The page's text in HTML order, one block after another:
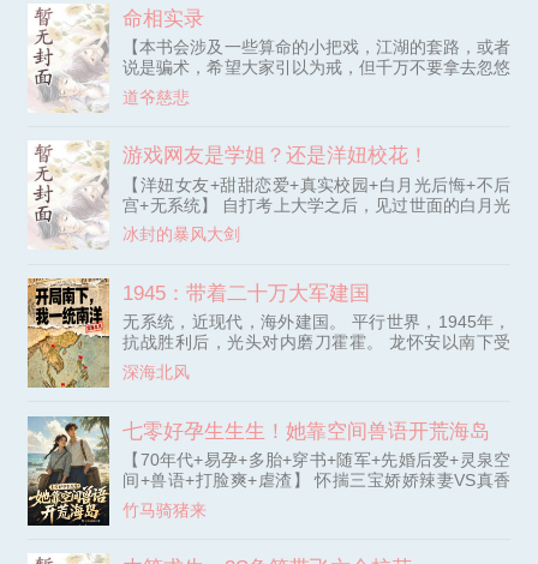
个鸟不拉屎的地方——沛县。 基层扶贫吗？这她熟
啊！ * 就这样，宋也女扮男装，以新县令的身份埋头
苦干了三年。 沛县百姓的日子越过越好，就当人人
称颂这位宋大人时.
命相实录
【本书会涉及一些算命的小把戏，江湖的套路，或者
说是骗术，希望大家引以为戒，但千万不要拿去忽悠
人啊，阿米豆腐~罪过~，书中也会涉及一些真正的
算命知识，有缘人可以自行领悟】 考上大学后，我
直到黄袍加身，成为外卖小哥的那一刻，我才知道读
书并未成为我改变命运的阶梯。 当相恋四年的女友
离我而去，工作亦看到不到前景和未来，鬼使神差的
我，在路边算了一卦。 却没有想象
道爷慈悲
游戏网友是学姐？还是洋妞校花！
【洋妞女友+甜甜恋爱+真实校园+白月光后悔+不后
宫+无系统】 自打考上大学之后，见过世面的白月光
学姐就变了。 说好考上同一所大学就在一起，没曾
想在李阳拿到录取通知书这天，却突然反悔，并提出
面对白月光的考验，李阳想都没想，拿上钱反手就去
了4S店，成为了尊贵的野马车主。 看到李阳提车当
天发的朋友圈，白月光还以为他是在跟自己赌气。
殊不知李阳提完车之后，扭头就跟自己的读者妹子打
游戏去了。 然而让李阳也没想到的是，屏幕对面满
终没能等到李阳回心转意的白月光，终于按耐不住，
开始疯狂后悔。 白月光：“李阳，你那边怎么有洋妞
的声音？” 李阳美滋滋地搂着毛妹的细腰：“外语好
啊，外语得学！” “人家不要车，不要房，也不要彩
礼。” “学姐，我也学会睁眼看世界了。”
冰封的暴风大剑
1945：带着二十万大军建国
无系统，近现代，海外建国。 平行世界，1945年，
抗战胜利后，光头对内磨刀霍霍。 龙怀安以南下受
降的名义，带兵进入安南。 以安南为基业，建立横
跨两洋的庞大帝国。
深海北风
七零好孕生生生！她靠空间兽语开荒海岛
【70年代+易孕+多胎+穿书+随军+先婚后爱+灵泉空
间+兽语+打脸爽+虐渣】 怀揣三宝娇娇辣妻VS真香
冷脸硬汉军官 司笙刚刚穿书，假千金表妹就怂恿她
打掉孩子，离婚！ 原主愚蠢，听了她怂恿，孩子没
竹马骑猪来